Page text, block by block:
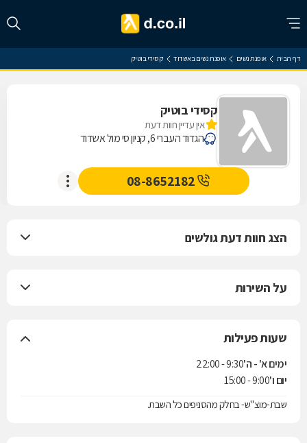
דף הבית אופנת נשים אופנת נשים באשדוד קסידי בוטיק
קסידי בוטיק
אין עדיין חוות דעת
הגדוד העברי 6, קניון סי מול אשדוד
08-8652182
הצג חוות דעת גולשים
על השירות
שעות פעילות
ימים א' - ה'9:30 - 22:00
יום ו'9:00 - 15:00
שבת-מוצ"ש- בחלק מהסניפים כל השבת.